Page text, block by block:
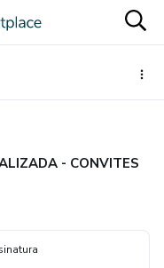
- CONVITES